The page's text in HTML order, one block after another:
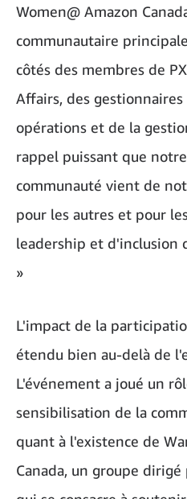
Women@ Amazon
communautaire
côtés des membres de
Affairs, des
opérations et de la
rappel puissant que
communauté vient de
pour les autres et pour
leadership et d'inclusion
»
L'impact de la
étendu bien au-delà de
L'événement a joué un
sensibilisation de la
quant à l'existence de
Canada, un groupe